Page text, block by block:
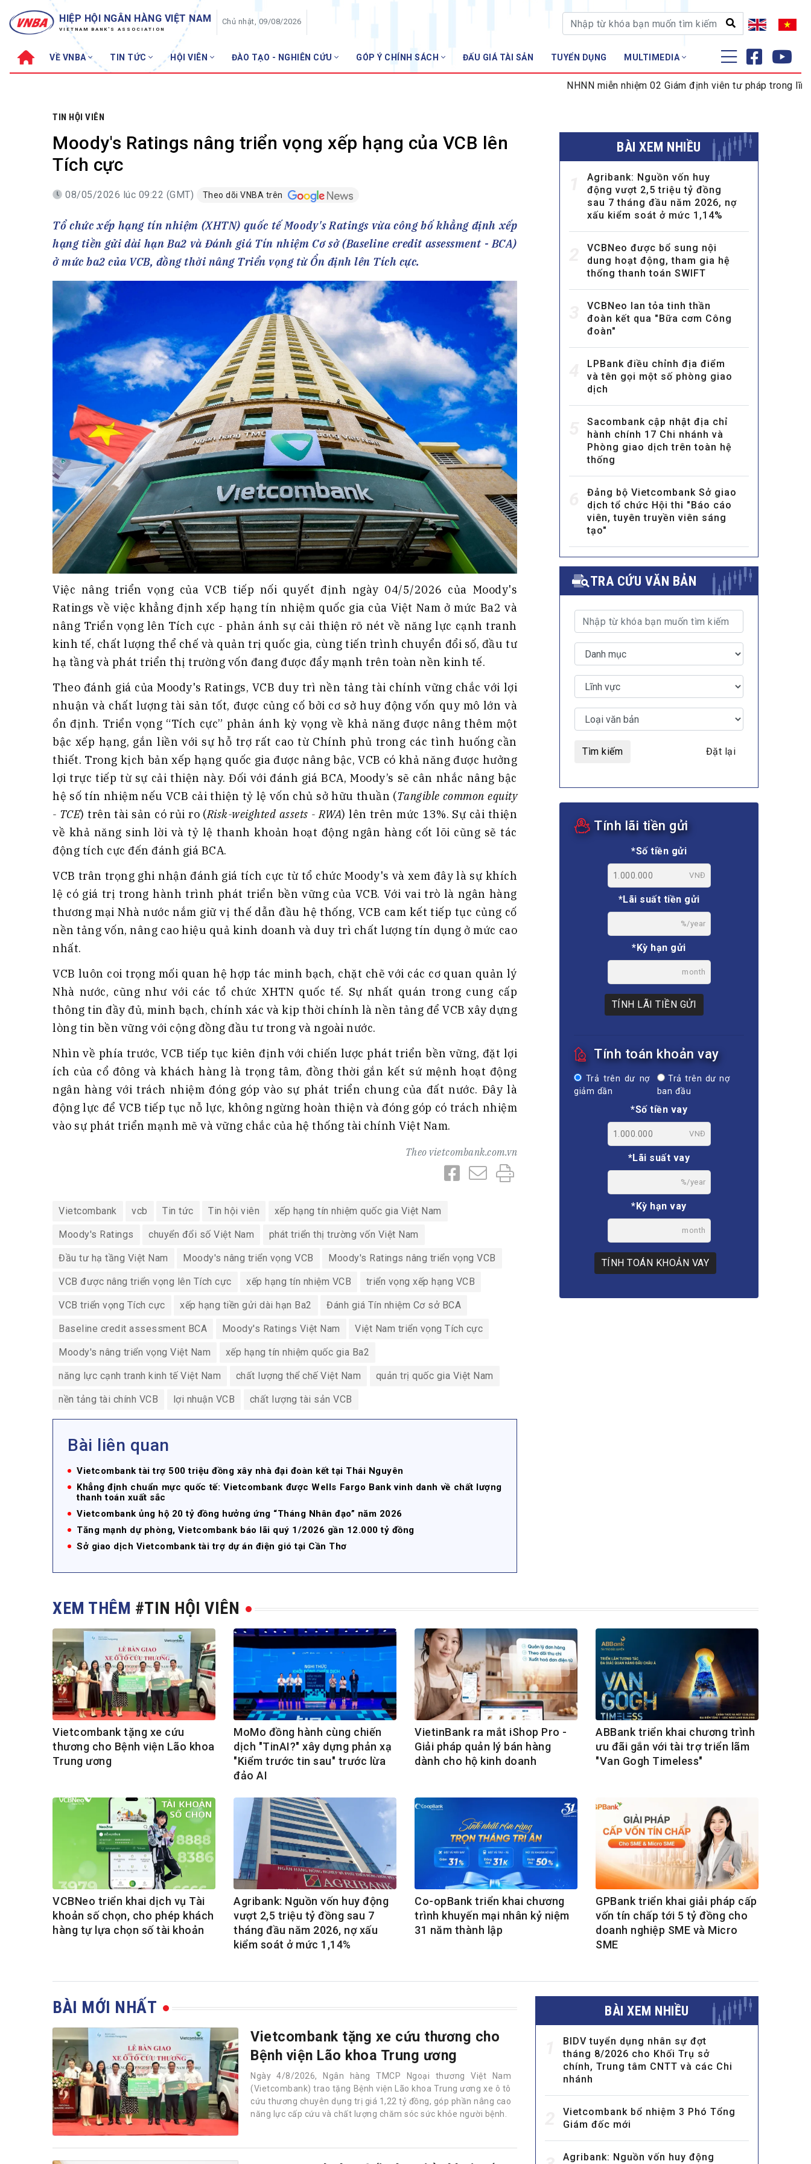
HIỆP HỘI NGÂN HÀNG VIỆT NAM
VIETNAM BANK'S ASSOCIATION
Chủ nhật, 09/08/2026
VỀ VNBA TIN TỨC HỘI VIÊN ĐÀO TẠO - NGHIÊN CỨU GÓP Ý CHÍNH SÁCH ĐẤU GIÁ TÀI SẢN TUYỂN DỤNG MULTIMEDIA
Sơ đồ tổ chức
Hội đồng Hiệp hội
Thường trực Hiệp hội
Cơ quan Thường trực
VNBA các thời kỳ
Thành tích – Giải thưởng
30 năm VNBA
Bản tin Tuần VNBA
Tin ngành ngân hàng
Đào tạo
Fintech
Tài chính Tiêu dùng
Đấu giá tài sản
Thanh toán –Thẻ
Nhà quản trị
Cơ hội việc làm
GÓP Ý CHÍNH SÁCH
Tư vấn – Hỏi đáp
Tra cứu văn bản
ĐẤU GIÁ TÀI SẢN TUYỂN DỤNG
MULTIMEDIA
E-magazines
Photos
NHNN miễn nhiệm 02 Giám định viên tư pháp trong lĩnh vực tiền
TIN HỘI VIÊN
Moody's Ratings nâng triển vọng xếp hạng của VCB lên
Tích cực
08/05/2026 lúc 09:22 (GMT) Theo dõi VNBA trên
Tổ chức xếp hạng tín nhiệm (XHTN) quốc tế Moody's Ratings vừa công bố khẳng định xếp
hạng tiền gửi dài hạn Ba2 và Đánh giá Tín nhiệm Cơ sở (Baseline credit assessment - BCA)
ở mức ba2 của VCB, đồng thời nâng Triển vọng từ Ổn định lên Tích cực.
Việc nâng triển vọng của VCB tiếp nối quyết định ngày 04/5/2026 của Moody's
Ratings về việc khẳng định xếp hạng tín nhiệm quốc gia của Việt Nam ở mức Ba2 và
nâng Triển vọng lên Tích cực - phản ánh sự cải thiện rõ nét về năng lực cạnh tranh
kinh tế, chất lượng thể chế và quản trị quốc gia, cùng tiến trình chuyển đổi số, đầu tư
hạ tầng và phát triển thị trường vốn đang được đẩy mạnh trên toàn nền kinh tế.
Theo đánh giá của Moody's Ratings, VCB duy trì nền tảng tài chính vững chắc với lợi
nhuận và chất lượng tài sản tốt, được củng cố bởi cơ sở huy động vốn quy mô lớn và
ổn định. Triển vọng “Tích cực” phản ánh kỳ vọng về khả năng được nâng thêm một
bậc xếp hạng, gắn liền với sự hỗ trợ rất cao từ Chính phủ trong các tình huống cần
thiết. Trong kịch bản xếp hạng quốc gia được nâng bậc, VCB có khả năng được hưởng
lợi trực tiếp từ sự cải thiện này. Đối với đánh giá BCA, Moody’s sẽ cân nhắc nâng bậc
hệ số tín nhiệm nếu VCB cải thiện tỷ lệ vốn chủ sở hữu thuần (Tangible common equity
- TCE) trên tài sản có rủi ro (Risk-weighted assets - RWA) lên trên mức 13%. Sự cải thiện
về khả năng sinh lời và tỷ lệ thanh khoản hoạt động ngân hàng cốt lõi cũng sẽ tác
động tích cực đến đánh giá BCA.
VCB trân trọng ghi nhận đánh giá tích cực từ tổ chức Moody's và xem đây là sự khích
lệ có giá trị trong hành trình phát triển bền vững của VCB. Với vai trò là ngân hàng
thương mại Nhà nước nắm giữ vị thế dẫn đầu hệ thống, VCB cam kết tiếp tục củng cố
nền tảng vốn, nâng cao hiệu quả kinh doanh và duy trì chất lượng tín dụng ở mức cao
nhất.
VCB luôn coi trọng mối quan hệ hợp tác minh bạch, chặt chẽ với các cơ quan quản lý
Nhà nước, cũng như với các tổ chức XHTN quốc tế. Sự nhất quán trong cung cấp
thông tin đầy đủ, minh bạch, chính xác và kịp thời chính là nền tảng để VCB xây dựng
lòng tin bền vững với cộng đồng đầu tư trong và ngoài nước.
Nhìn về phía trước, VCB tiếp tục kiên định với chiến lược phát triển bền vững, đặt lợi
ích của cổ đông và khách hàng là trọng tâm, đồng thời gắn kết sứ mệnh hoạt động
ngân hàng với trách nhiệm đóng góp vào sự phát triển chung của đất nước. Đây là
động lực để VCB tiếp tục nỗ lực, không ngừng hoàn thiện và đóng góp có trách nhiệm
vào sự phát triển mạnh mẽ và vững chắc của hệ thống tài chính Việt Nam.
Theo vietcombank.com.vn
Vietcombank vcb Tin tức Tin hội viên xếp hạng tín nhiệm quốc gia Việt Nam
Moody's Ratings chuyển đổi số Việt Nam phát triển thị trường vốn Việt Nam
Đầu tư hạ tầng Việt Nam Moody's nâng triển vọng VCB Moody's Ratings nâng triển vọng VCB
VCB được nâng triển vọng lên Tích cực xếp hạng tín nhiệm VCB triển vọng xếp hạng VCB
VCB triển vọng Tích cực xếp hạng tiền gửi dài hạn Ba2 Đánh giá Tín nhiệm Cơ sở BCA
Baseline credit assessment BCA Moody's Ratings Việt Nam Việt Nam triển vọng Tích cực
Moody's nâng triển vọng Việt Nam xếp hạng tín nhiệm quốc gia Ba2
năng lực cạnh tranh kinh tế Việt Nam chất lượng thể chế Việt Nam quản trị quốc gia Việt Nam
nền tảng tài chính VCB lợi nhuận VCB chất lượng tài sản VCB
Bài liên quan
Vietcombank tài trợ 500 triệu đồng xây nhà đại đoàn kết tại Thái Nguyên
Khẳng định chuẩn mực quốc tế: Vietcombank được Wells Fargo Bank vinh danh về chất lượng
thanh toán xuất sắc
Vietcombank ủng hộ 20 tỷ đồng hưởng ứng “Tháng Nhân đạo” năm 2026
Tăng mạnh dự phòng, Vietcombank báo lãi quý 1/2026 gần 12.000 tỷ đồng
Sở giao dịch Vietcombank tài trợ dự án điện gió tại Cần Thơ
BÀI XEM NHIỀU
Agribank: Nguồn vốn huy
động vượt 2,5 triệu tỷ đồng
sau 7 tháng đầu năm 2026, nợ
xấu kiểm soát ở mức 1,14%
VCBNeo được bổ sung nội
dung hoạt động, tham gia hệ
thống thanh toán SWIFT
VCBNeo lan tỏa tinh thần
đoàn kết qua "Bữa cơm Công
đoàn"
LPBank điều chỉnh địa điểm
và tên gọi một số phòng giao
dịch
Sacombank cập nhật địa chỉ
hành chính 17 Chi nhánh và
Phòng giao dịch trên toàn hệ
thống
Đảng bộ Vietcombank Sở giao
dịch tổ chức Hội thi "Báo cáo
viên, tuyên truyền viên sáng
tạo"
TRA CỨU VĂN BẢN
Tìm kiếm Đặt lại
Tính lãi tiền gửi
*Số tiền gửi
VNĐ
*Lãi suất tiền gửi
%/year
*Kỳ hạn gửi
month
TÍNH LÃI TIỀN GỬI
Tính toán khoản vay
Trả trên dư nợ
giảm dần
Trả trên dư nợ
ban đầu
*Số tiền vay
VNĐ
*Lãi suất vay
%/year
*Kỳ hạn vay
month
TÍNH TOÁN KHOẢN VAY
XEM THÊM #TIN HỘI VIÊN
Vietcombank tặng xe cứu
thương cho Bệnh viện Lão khoa
Trung ương
MoMo đồng hành cùng chiến
dịch "TinAI?" xây dựng phản xạ
"Kiểm trước tin sau" trước lừa
đảo AI
VietinBank ra mắt iShop Pro -
Giải pháp quản lý bán hàng
dành cho hộ kinh doanh
ABBank triển khai chương trình
ưu đãi gắn với tài trợ triển lãm
"Van Gogh Timeless"
VCBNeo triển khai dịch vụ Tài
khoản số chọn, cho phép khách
hàng tự lựa chọn số tài khoản
Agribank: Nguồn vốn huy động
vượt 2,5 triệu tỷ đồng sau 7
tháng đầu năm 2026, nợ xấu
kiểm soát ở mức 1,14%
Co-opBank triển khai chương
trình khuyến mại nhân kỷ niệm
31 năm thành lập
GPBank triển khai giải pháp cấp
vốn tín chấp tới 5 tỷ đồng cho
doanh nghiệp SME và Micro
SME
BÀI MỚI NHẤT
Vietcombank tặng xe cứu thương cho
Bệnh viện Lão khoa Trung ương
Ngày 4/8/2026, Ngân hàng TMCP Ngoại thương Việt Nam
(Vietcombank) trao tặng Bệnh viện Lão khoa Trung ương xe ô tô
cứu thương chuyên dụng trị giá 1,22 tỷ đồng, góp phần nâng cao
năng lực cấp cứu và chất lượng chăm sóc sức khỏe người bệnh.
BÀI XEM NHIỀU
BIDV tuyển dụng nhân sự đợt
tháng 8/2026 cho Khối Trụ sở
chính, Trung tâm CNTT và các Chi
nhánh
Vietcombank bổ nhiệm 3 Phó Tổng
Giám đốc mới
Agribank: Nguồn vốn huy động